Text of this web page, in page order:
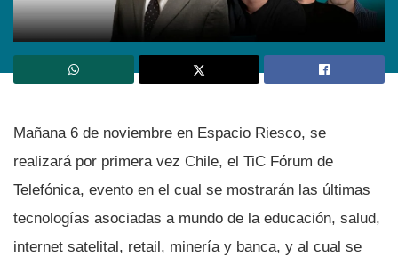
Mañana 6 de noviembre en Espacio Riesco, se
realizará por primera vez Chile, el TiC Fórum de
Telefónica, evento en el cual se mostrarán las últimas
tecnologí­as asociadas a mundo de la educación, salud,
internet satelital, retail, minerí­a y banca, y al cual se